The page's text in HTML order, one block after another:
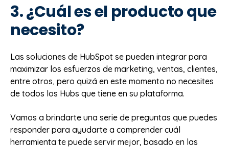
3. ¿Cuál es el producto que
necesito?
Las soluciones de HubSpot se pueden integrar para
maximizar los esfuerzos de marketing, ventas, clientes,
entre otros, pero quizá en este momento no necesites
de todos los Hubs que tiene en su plataforma.
Vamos a brindarte una serie de preguntas que puedes
responder para ayudarte a comprender cuál
herramienta te puede servir mejor, basado en las